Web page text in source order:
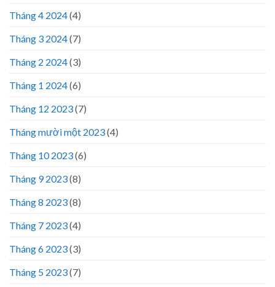
Tháng 4 2024(4)
Tháng 3 2024(7)
Tháng 2 2024(3)
Tháng 1 2024(6)
Tháng 12 2023(7)
Tháng mười một 2023(4)
Tháng 10 2023(6)
Tháng 9 2023(8)
Tháng 8 2023(8)
Tháng 7 2023(4)
Tháng 6 2023(3)
Tháng 5 2023(7)